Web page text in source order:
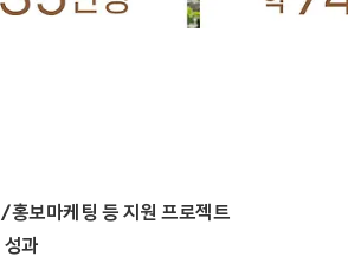
보마케팅 등 지원 프로젝트
과